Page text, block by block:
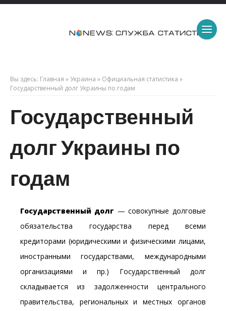
Вы здесь: Главная » Украина » Официальная статистика »
Государственный долг Украины по годам
Государственный
долг Украины по
годам
Государственный долг — совокупные долговые
обязательства государства перед всеми
кредиторами (юридическими и физическими лицами,
иностранными государствами, международными
организациями и пр.) Государственный долг
складывается из задолженности центрального
правительства, региональных и местных органов